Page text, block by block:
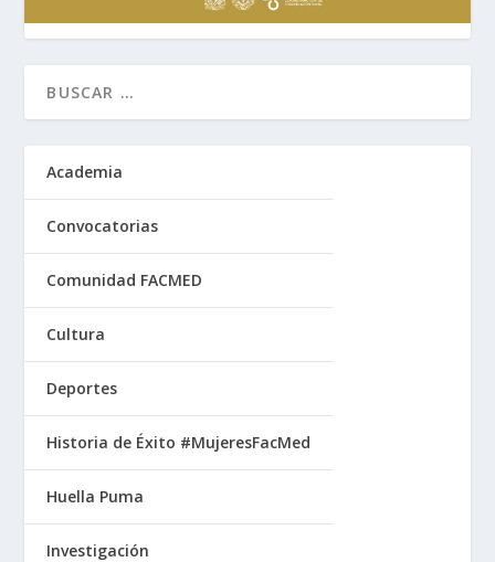
Academia
Convocatorias
Comunidad FACMED
Cultura
Deportes
Historia de Éxito #MujeresFacMed
Huella Puma
Investigación